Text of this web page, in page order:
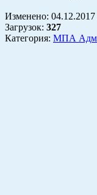
Изменено: 04.12.2017
Загрузок: 327
Категория: МПА